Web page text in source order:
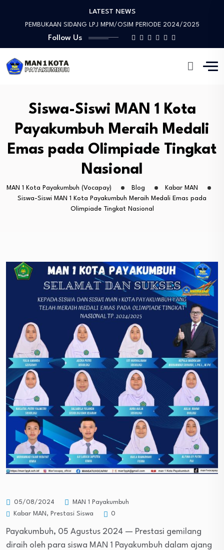
LATEST NEWS
Prestasi Luar Biasa, Devon Haziman Peraih “Medali…
PEMBUKAAN SIDANG LPJ MPM/OSIM PERIODE 2024/2025
Sosialisasi Mitigasi Bencana dan Penandatanganan MoU
Tinjauan Lapangan Pengelolaan Sampah
Sosialisasi Mitigasi Bencana dan Penandatanganan MoU
Follow Us
Siswa-Siswi MAN 1 Kota
Payakumbuh Meraih Medali
Emas pada Olimpiade Tingkat
Nasional
MAN 1 Kota Payakumbuh (Vocapay) Blog
Kabar MAN
Siswa-Siswi MAN 1 Kota Payakumbuh Meraih Medali Emas pada
Olimpiade Tingkat Nasional
05/08/2024
MAN 1 Payakumbuh
Kabar MAN , Prestasi Siswa 0
Payakumbuh, 05 Agustus 2024 — Prestasi gemilang
diraih oleh para siswa MAN 1 Payakumbuh dalam ajang